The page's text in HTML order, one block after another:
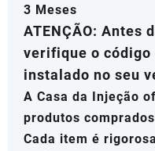
3 Meses
ATENÇÃO: Antes
verifique o código
instalado no seu
A Casa da Injeção
produtos
Cada item é